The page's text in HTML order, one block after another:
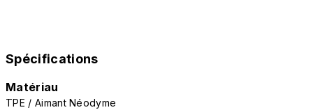
Spécifications
Matériau
TPE / Aimant Néodyme